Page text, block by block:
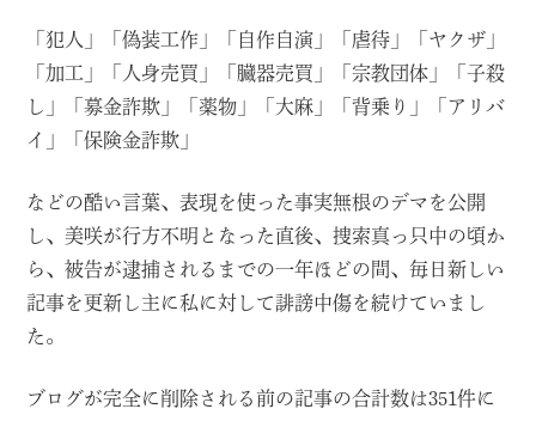
「犯人」「偽装工作」「自作自演」「虐待」「ヤクザ」
「加工」「人身売買」「臓器売買」「宗教団体」「子殺
し」「募金詐欺」「薬物」「大麻」「背乗り」「アリバ
イ」「保険金詐欺」
などの酷い言葉、表現を使った事実無根のデマを公開
し、美咲が行方不明となった直後、捜索真っ只中の頃か
ら、被告が逮捕されるまでの一年ほどの間、毎日新しい
記事を更新し主に私に対して誹謗中傷を続けていまし
た。
ブログが完全に削除される前の記事の合計数は351件に